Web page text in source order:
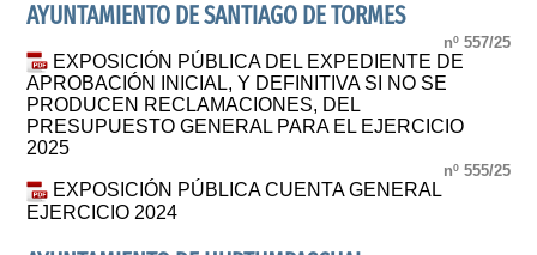
AYUNTAMIENTO DE SANTIAGO DE TORMES
nº 557/25
EXPOSICIÓN PÚBLICA DEL EXPEDIENTE DE
APROBACIÓN INICIAL, Y DEFINITIVA SI NO SE
PRODUCEN RECLAMACIONES, DEL
PRESUPUESTO GENERAL PARA EL EJERCICIO
2025
nº 555/25
EXPOSICIÓN PÚBLICA CUENTA GENERAL
EJERCICIO 2024